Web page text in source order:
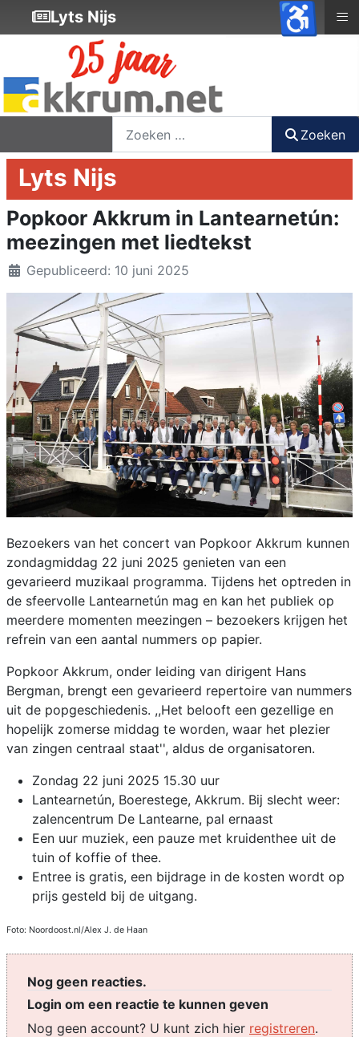
Zoeken
Lyts Nijs
Popkoor Akkrum in Lantearnetún:
meezingen met liedtekst
DetailsGepubliceerd: 10 juni 2025
Bezoekers van het concert van Popkoor Akkrum kunnen
zondagmiddag 22 juni 2025 genieten van een
gevarieerd muzikaal programma. Tijdens het optreden in
de sfeervolle Lantearnetún mag en kan het publiek op
meerdere momenten meezingen – bezoekers krijgen het
refrein van een aantal nummers op papier.
Popkoor Akkrum, onder leiding van dirigent Hans
Bergman, brengt een gevarieerd repertoire van nummers
uit de popgeschiedenis. ,,Het belooft een gezellige en
hopelijk zomerse middag te worden, waar het plezier
van zingen centraal staat'', aldus de organisatoren.
Zondag 22 juni 2025 15.30 uur
Lantearnetún, Boerestege, Akkrum. Bij slecht weer:
zalencentrum De Lantearne, pal ernaast
Een uur muziek, een pauze met kruidenthee uit de
tuin of koffie of thee.
Entree is gratis, een bijdrage in de kosten wordt op
prijs gesteld bij de uitgang.
Foto: Noordoost.nl/Alex J. de Haan
Nog geen reacties.
Login om een reactie te kunnen geven
Nog geen account? U kunt zich hier registreren.
Lyts Nijs ≡
♿